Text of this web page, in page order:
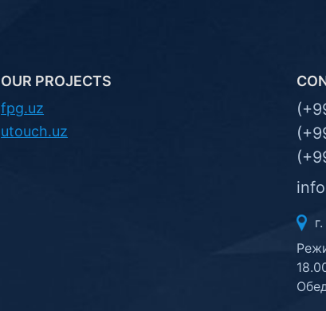
OUR PROJECTS
fpg.uz
utouch.uz